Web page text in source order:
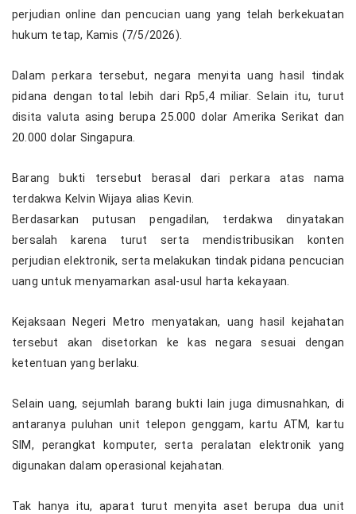
perjudian online dan pencucian uang yang telah berkekuatan
hukum tetap, Kamis (7/5/2026).
Dalam perkara tersebut, negara menyita uang hasil tindak
pidana dengan total lebih dari Rp5,4 miliar. Selain itu, turut
disita valuta asing berupa 25.000 dolar Amerika Serikat dan
20.000 dolar Singapura.
Barang bukti tersebut berasal dari perkara atas nama
terdakwa Kelvin Wijaya alias Kevin.
Berdasarkan putusan pengadilan, terdakwa dinyatakan
bersalah karena turut serta mendistribusikan konten
perjudian elektronik, serta melakukan tindak pidana pencucian
uang untuk menyamarkan asal-usul harta kekayaan.
Kejaksaan Negeri Metro menyatakan, uang hasil kejahatan
tersebut akan disetorkan ke kas negara sesuai dengan
ketentuan yang berlaku.
Selain uang, sejumlah barang bukti lain juga dimusnahkan, di
antaranya puluhan unit telepon genggam, kartu ATM, kartu
SIM, perangkat komputer, serta peralatan elektronik yang
digunakan dalam operasional kejahatan.
Tak hanya itu, aparat turut menyita aset berupa dua unit